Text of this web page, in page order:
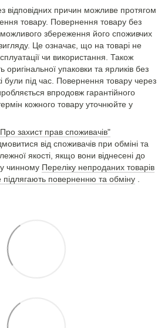
відповідних причин можливе протягом
товару. Повернення товару без
збереження його споживчих
Це означає, що на товарі не
чи використання. Також
оригінальної упаковки та ярликів без
були під час. Повернення товару через
впродовж гарантійного
кожного товару уточнюйте у
захист прав споживачів"
від споживачів при обміні та
якості, якщо вони віднесені до
у чинному Переліку непроданих товарів
підлягають поверненню та обміну .